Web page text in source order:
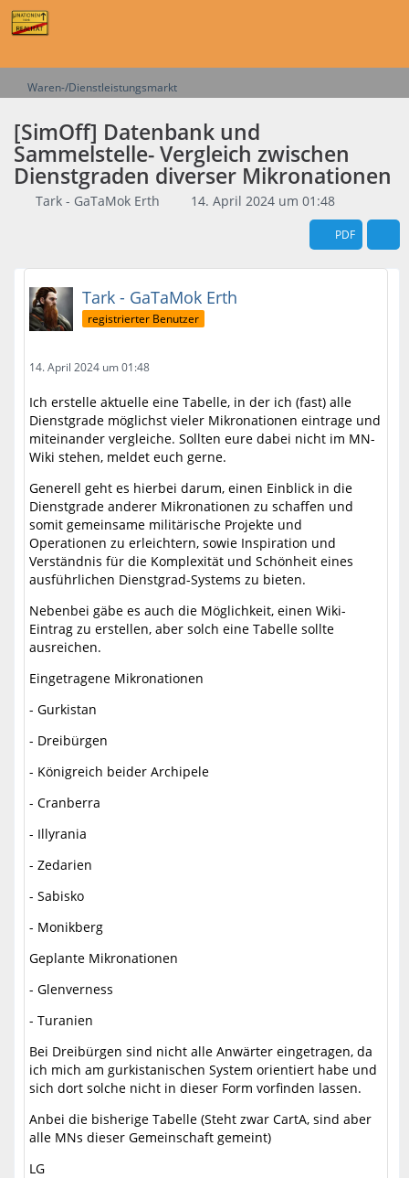
Waren-/Dienstleistungsmarkt
[SimOff] Datenbank und
Sammelstelle- Vergleich zwischen
Dienstgraden diverser Mikronationen
Tark - GaTaMok Erth 14. April 2024 um 01:48
PDF
Tark - GaTaMok Erth
registrierter Benutzer
14. April 2024 um 01:48
Ich erstelle aktuelle eine Tabelle, in der ich (fast) alle
Dienstgrade möglichst vieler Mikronationen eintrage und
miteinander vergleiche. Sollten eure dabei nicht im MN-
Wiki stehen, meldet euch gerne.
Generell geht es hierbei darum, einen Einblick in die
Dienstgrade anderer Mikronationen zu schaffen und
somit gemeinsame militärische Projekte und
Operationen zu erleichtern, sowie Inspiration und
Verständnis für die Komplexität und Schönheit eines
ausführlichen Dienstgrad-Systems zu bieten.
Nebenbei gäbe es auch die Möglichkeit, einen Wiki-
Eintrag zu erstellen, aber solch eine Tabelle sollte
ausreichen.
Eingetragene Mikronationen
- Gurkistan
- Dreibürgen
- Königreich beider Archipele
- Cranberra
- Illyrania
- Zedarien
- Sabisko
- Monikberg
Geplante Mikronationen
- Glenverness
- Turanien
Bei Dreibürgen sind nicht alle Anwärter eingetragen, da
ich mich am gurkistanischen System orientiert habe und
sich dort solche nicht in dieser Form vorfinden lassen.
Anbei die bisherige Tabelle (Steht zwar CartA, sind aber
alle MNs dieser Gemeinschaft gemeint)
LG